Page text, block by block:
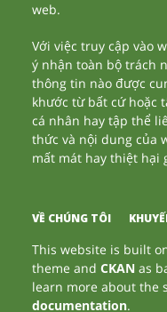
web.
Với việc truy cập vào
ý nhận toàn bộ trách
thông tin nào được
khước từ bất cứ hoặc
cá nhân hay tập thể
thức và nội dung của
mất mát hay thiệt hại
VỀ CHÚNG TÔI
This website is built
theme andCKAN as
learn more about the
documentation.